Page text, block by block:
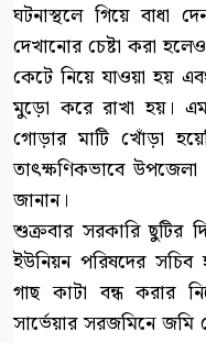
ঘটনাস্থলে গিয়ে বাধা
দেখানোর চেষ্টা করা
কেটে নিয়ে যাওয়া হয়
মুড়ো করে রাখা হয়।
গোড়ার মাটি খোঁড়া
তাৎক্ষণিকভাবে উপজেলা
জানান।
শুক্রবার সরকারি ছুটির
ইউনিয়ন পরিষদের সচিব
গাছ কাটা বন্ধ করার
সার্ভেয়ার সরজমিনে